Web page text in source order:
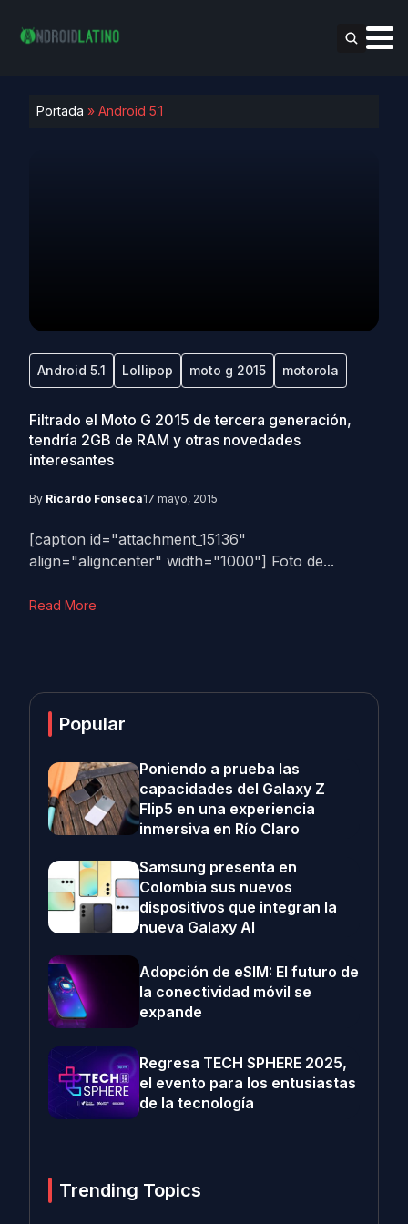
Portada » Android 5.1
Android 5.1 Lollipop moto g 2015 motorola
Filtrado el Moto G 2015 de tercera generación,
tendría 2GB de RAM y otras novedades
interesantes
By Ricardo Fonseca17 mayo, 2015
[caption id="attachment_15136"
align="aligncenter" width="1000"] Foto de...
Read More
Popular
Poniendo a prueba las
capacidades del Galaxy Z
Flip5 en una experiencia
inmersiva en Río Claro
Samsung presenta en
Colombia sus nuevos
dispositivos que integran la
nueva Galaxy AI
Adopción de eSIM: El futuro de
la conectividad móvil se
expande
Regresa TECH SPHERE 2025,
el evento para los entusiastas
de la tecnología
Trending Topics